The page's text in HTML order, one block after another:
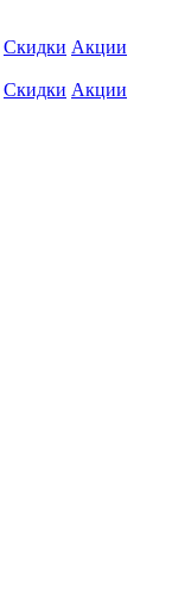
Скидки Акции
Скидки Акции